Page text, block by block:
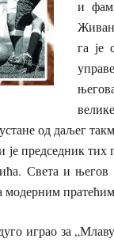
и
га је
од даљег
председник тих
Света и
модерним
за „Млаву“ и